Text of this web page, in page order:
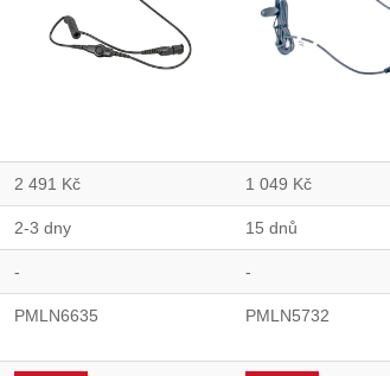
2 491 Kč 1 049 Kč
2-3 dny 15 dnů
- -
PMLN6635 PMLN5732